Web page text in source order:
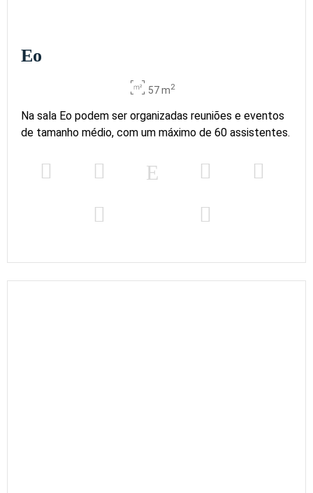
Eo
57 m2
Na sala Eo podem ser organizadas reuniões e eventos
de tamanho médio, com um máximo de 60 assistentes.